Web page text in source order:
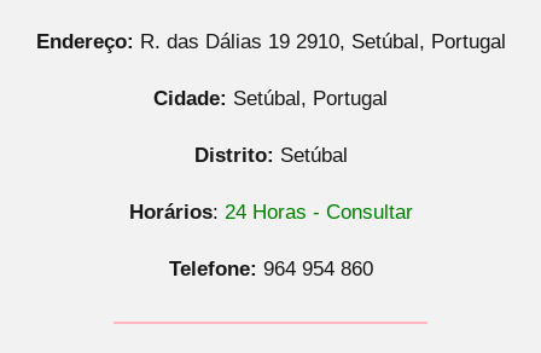
Endereço: R. das Dálias 19 2910, Setúbal, Portugal
Cidade: Setúbal, Portugal
Distrito: Setúbal
Horários: 24 Horas - Consultar
Telefone: 964 954 860